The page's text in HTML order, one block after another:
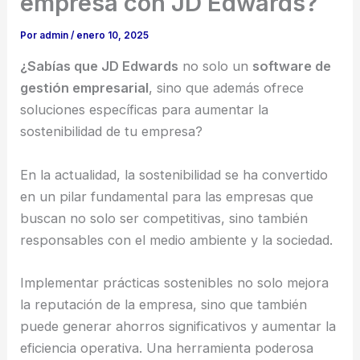
Por admin/ enero 10, 2025
¿Sabías que JD Edwards no solo un software de
gestión empresarial, sino que además ofrece
soluciones específicas para aumentar la
sostenibilidad de tu empresa?
En la actualidad, la sostenibilidad se ha convertido
en un pilar fundamental para las empresas que
buscan no solo ser competitivas, sino también
responsables con el medio ambiente y la sociedad.
Implementar prácticas sostenibles no solo mejora
la reputación de la empresa, sino que también
puede generar ahorros significativos y aumentar la
eficiencia operativa. Una herramienta poderosa